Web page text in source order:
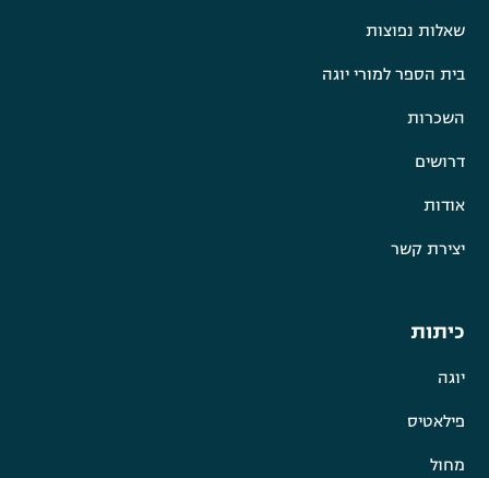
שאלות נפוצות
בית הספר למורי יוגה
השכרות
דרושים
אודות
יצירת קשר
כיתות
יוגה
פילאטיס
מחול